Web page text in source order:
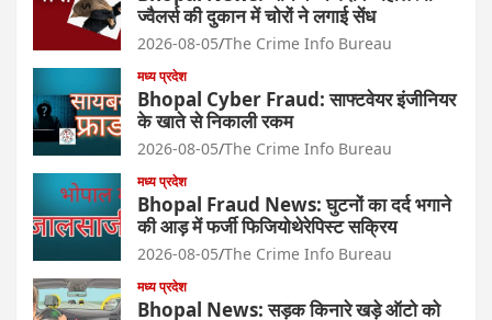
ज्वैलर्स की दुकान में चोरों ने लगाई सेंध
2026-08-05 The Crime Info Bureau
मध्य प्रदेश
Bhopal Cyber Fraud: साफ्टवेयर इंजीनियर
के खाते से निकाली रकम
2026-08-05 The Crime Info Bureau
मध्य प्रदेश
Bhopal Fraud News: घुटनों का दर्द भगाने
की आड़ में फर्जी फिजियोथेरेपिस्ट सक्रिय
2026-08-05 The Crime Info Bureau
मध्य प्रदेश
Bhopal News: सड़क किनारे खड़े ऑटो को